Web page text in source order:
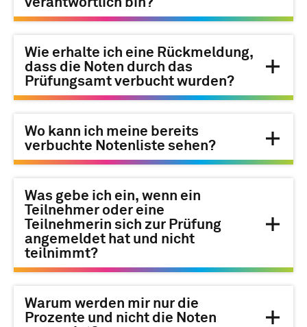
verantwortlich bin?
Wie erhalte ich eine Rückmeldung,
dass die Noten durch das
Prüfungsamt verbucht wurden?
Wo kann ich meine bereits
verbuchte Notenliste sehen?
Was gebe ich ein, wenn ein
Teilnehmer oder eine
Teilnehmerin sich zur Prüfung
angemeldet hat und nicht
teilnimmt?
Warum werden mir nur die
Prozente und nicht die Noten